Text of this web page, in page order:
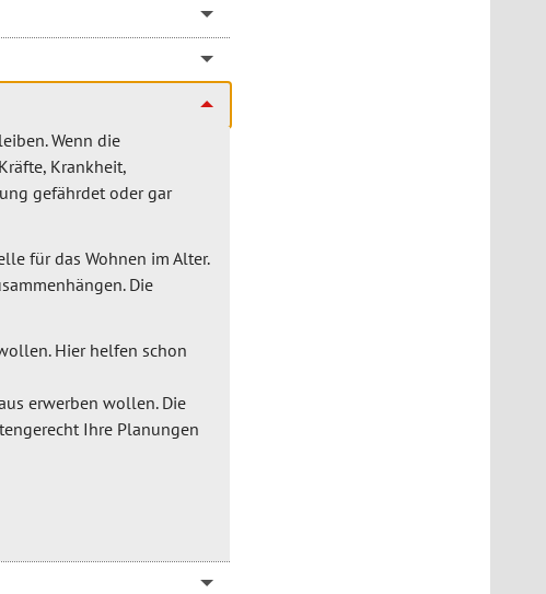
Wenn die
Krankheit,
gefährdet oder gar
für das Wohnen im Alter.
Die
Hier helfen schon
erwerben wollen. Die
Ihre Planungen